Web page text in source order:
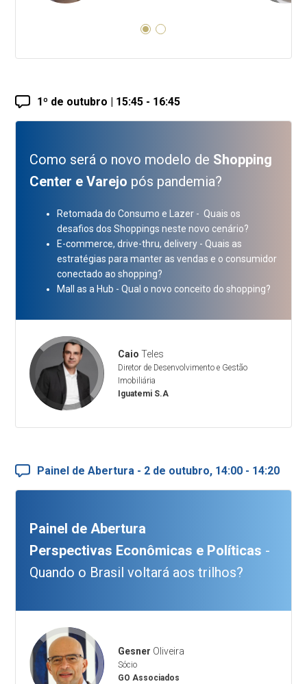
1º de outubro | 15:45 - 16:45
Como será o novo modelo de Shopping
Center e Varejo pós pandemia?
Retomada do Consumo e Lazer - Quais os
desafios dos Shoppings neste novo cenário?
E-commerce, drive-thru, delivery - Quais as
estratégias para manter as vendas e o consumidor
conectado ao shopping?
Mall as a Hub - Qual o novo conceito do shopping?
Caio Teles
Diretor de Desenvolvimento e Gestão
Imobiliária
Iguatemi S.A
Painel de Abertura - 2 de outubro, 14:00 - 14:20
Painel de Abertura
Perspectivas Econômicas e Políticas -
Quando o Brasil voltará aos trilhos?
Gesner Oliveira
Sócio
GO Associados